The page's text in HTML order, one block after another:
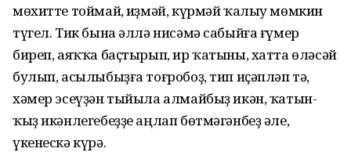
мөхитте тоймай, һиҙмәй, күрмәй ҡалыу мөмкин
түгел. Тик бына әллә нисәмә сабыйға ғүмер
биреп, аяҡҡа баҫтырып, ир ҡатыны, хатта өләсәй
булып, асылыбыҙға тоғробоҙ, тип иҫәпләп тә,
хәмер эсеүҙән тыйыла алмайбыҙ икән, ҡатын-
ҡыҙ икәнлегебеҙҙе аңлап бөтмәгәнбеҙ әле,
үкенескә күрә.